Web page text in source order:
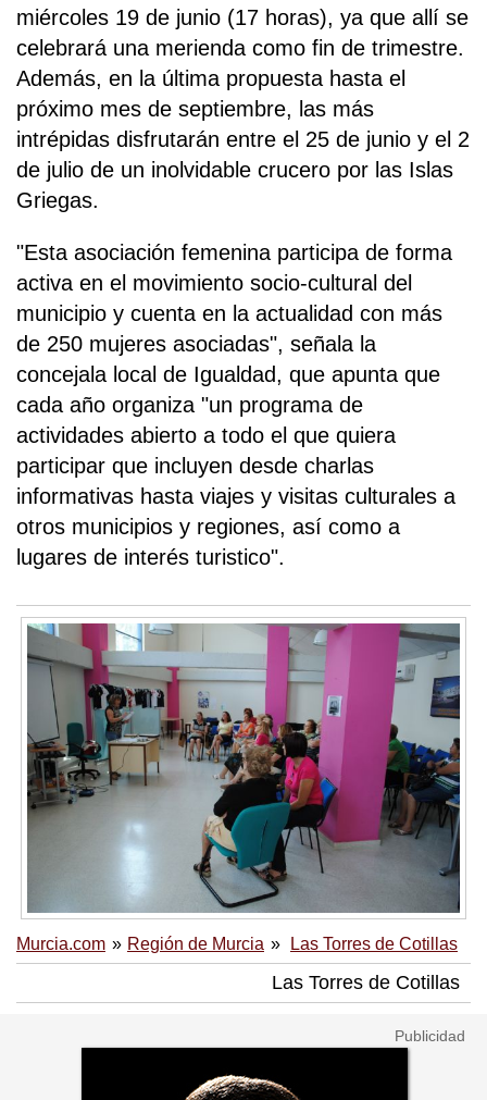
miércoles 19 de junio (17 horas), ya que allí se
celebrará una merienda como fin de trimestre.
Además, en la última propuesta hasta el
próximo mes de septiembre, las más
intrépidas disfrutarán entre el 25 de junio y el 2
de julio de un inolvidable crucero por las Islas
Griegas.
"Esta asociación femenina participa de forma
activa en el movimiento socio-cultural del
municipio y cuenta en la actualidad con más
de 250 mujeres asociadas", señala la
concejala local de Igualdad, que apunta que
cada año organiza "un programa de
actividades abierto a todo el que quiera
participar que incluyen desde charlas
informativas hasta viajes y visitas culturales a
otros municipios y regiones, así como a
lugares de interés turistico".
Murcia.com Región de Murcia Las Torres de Cotillas
Las Torres de Cotillas